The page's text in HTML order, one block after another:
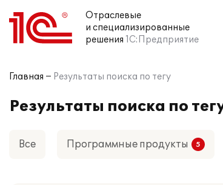
Отраслевые
и специализированные
решения 1С:Предприятие
Главная Результаты поиска по тегу
Результаты поиска по
Все Программные продукты